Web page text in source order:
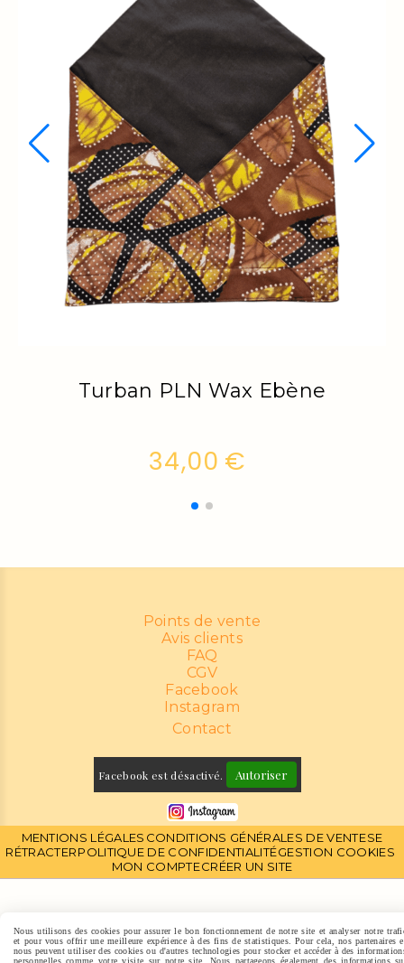
PLN Wax Fleur de
multicouleurs
€
Points de vente
Avis clients
FAQ
CGV
Facebook
Instagram
Contact
Facebook est désactivé. Autoriser
MENTIONS LÉGALES CONDITIONS GÉNÉRALES DE VENTESE
RÉTRACTERPOLITIQUE DE CONFIDENTIALITÉGESTION COOKIES
MON COMPTECRÉER UN SITE
Nous utilisons des cookies pour assurer le bon fonctionnement de notre site et analyser notre
et pour vous offrir une meilleure expérience à des fins de statistiques. Pour cela, nos partenaires
nous peuvent utiliser des cookies ou d'autres technologies pour stocker et accéder à des
personnelles comme votre visite sur notre site. Nous partageons également des informations